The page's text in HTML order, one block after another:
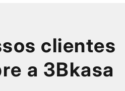
clientes
a 3Bkasa